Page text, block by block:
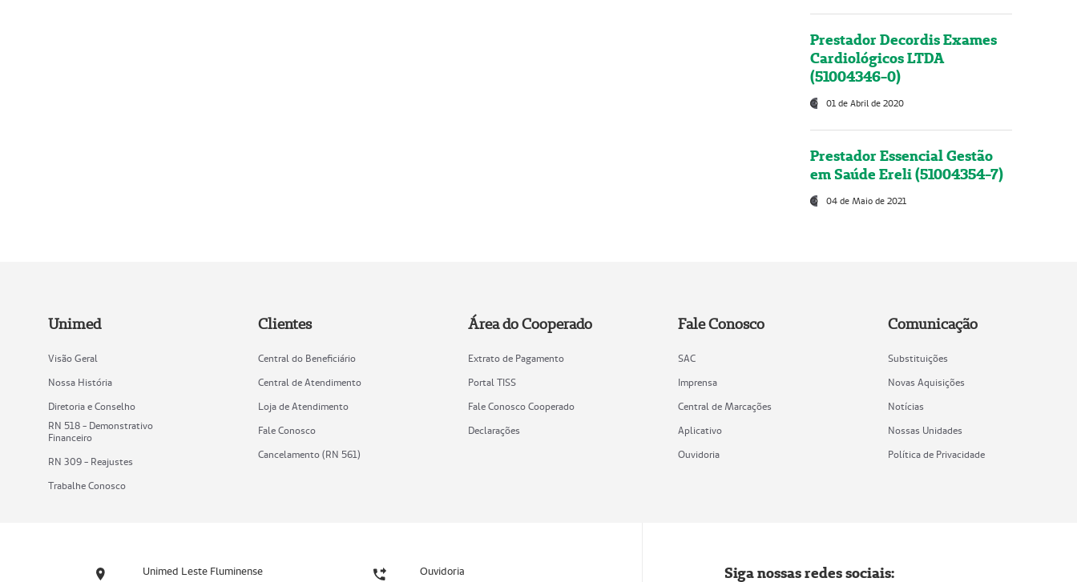
Prestador Decordis Exames
Cardiológicos LTDA
(51004346-0)
01 de Abril de 2020
Prestador Essencial Gestão
em Saúde Ereli (51004354-7)
04 de Maio de 2021
Unimed
Visão Geral
Nossa História
Diretoria e Conselho
RN 518 - Demonstrativo
Financeiro
RN 309 - Reajustes
Trabalhe Conosco
Clientes
Central do Beneficiário
Central de Atendimento
Loja de Atendimento
Fale Conosco
Cancelamento (RN 561)
Área do Cooperado
Extrato de Pagamento
Portal TISS
Fale Conosco Cooperado
Declarações
Fale Conosco
SAC
Imprensa
Central de Marcações
Aplicativo
Ouvidoria
Comunicação
Substituições
Novas Aquisições
Notícias
Nossas Unidades
Política de Privacidade
Unimed Leste Fluminense Ouvidoria Siga nossas redes sociais: